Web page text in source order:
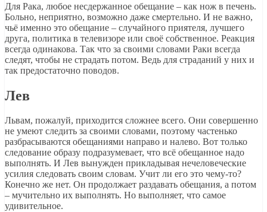
Для Рака, любое несдержанное обещание – как нож в печень.
Больно, неприятно, возможно даже смертельно. И не важно,
чьё именно это обещание – случайного приятеля, лучшего
друга, политика в телевизоре или своё собственное. Реакция
всегда одинакова. Так что за своими словами Раки всегда
следят, чтобы не страдать потом. Ведь для страданий у них и
так предостаточно поводов.
Лев
Львам, пожалуй, приходится сложнее всего. Они совершенно
не умеют следить за своими словами, поэтому частенько
разбрасываются обещаниями направо и налево. Вот только
следование образу подразумевает, что всё обещанное надо
выполнять. И Лев вынужден прикладывая нечеловеческие
усилия следовать своим словам. Учит ли его это чему-то?
Конечно же нет. Он продолжает раздавать обещания, а потом
– мучительно их выполнять. Но выполняет, что самое
удивительное.